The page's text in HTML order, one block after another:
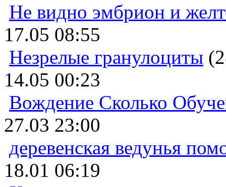
Не видно эмбрион и
17.05 08:55
Незрелые гранулоциты
14.05 00:23
Вождение Сколько
27.03 23:00
деревенская ведунья
18.01 06:19